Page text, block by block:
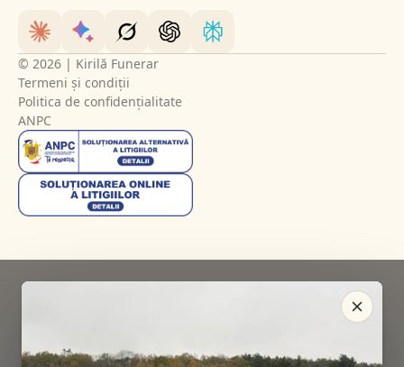
© 2026 | Kirilă Funerar
Termeni și condiții
Politica de confidențialitate
ANPC